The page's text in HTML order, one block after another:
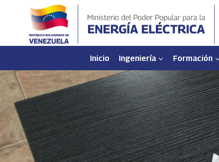
contenido
Inicio Ingeniería Formación